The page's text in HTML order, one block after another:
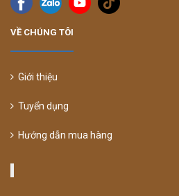
VỀ CHÚNG TÔI
Giới thiệu
Tuyển dụng
Hướng dẫn mua hàng